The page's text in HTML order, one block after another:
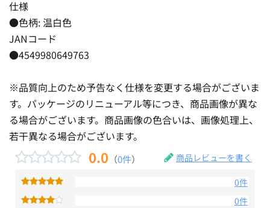
仕様
●色柄: 温白色
JANコード
●4549980649763
※品質向上のため予告なく仕様を変更する場合がございま
す。パッケージのリニューアル等につき、商品画像が異な
る場合がございます。商品画像の色合いは、画像処理上、
若干異なる場合がございます。
0.0 （0件） 商品レビューを書く
0件
0件